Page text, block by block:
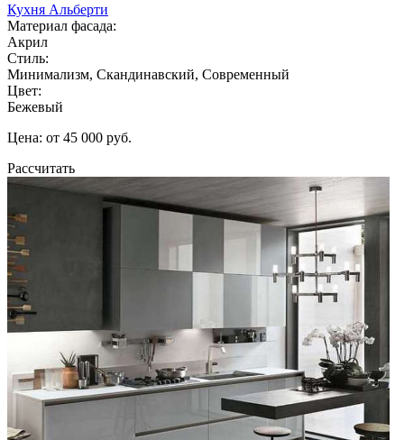
Кухня Альберти
Материал фасада:
Акрил
Стиль:
Минимализм, Скандинавский, Современный
Цвет:
Бежевый
Цена: от 45 000 руб.
Рассчитать